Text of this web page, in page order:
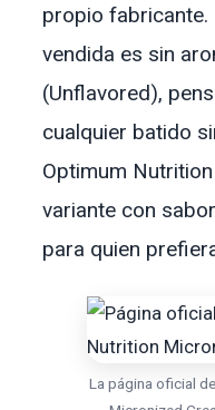
propio fabricante.
vendida es sin
(Unflavored),
cualquier batido
Optimum
variante con
para quien
La página oficial